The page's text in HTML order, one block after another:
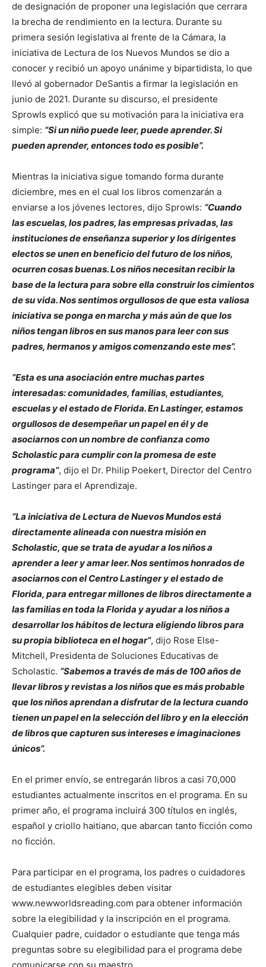
de designación de proponer una legislación que cerrara
la brecha de rendimiento en la lectura. Durante su
primera sesión legislativa al frente de la Cámara, la
iniciativa de Lectura de los Nuevos Mundos se dio a
conocer y recibió un apoyo unánime y bipartidista, lo que
llevó al gobernador DeSantis a firmar la legislación en
junio de 2021. Durante su discurso, el presidente
Sprowls explicó que su motivación para la iniciativa era
simple: “Si un niño puede leer, puede aprender. Si
pueden aprender, entonces todo es posible”.
Mientras la iniciativa sigue tomando forma durante
diciembre, mes en el cual los libros comenzarán a
enviarse a los jóvenes lectores, dijo Sprowls: “Cuando
las escuelas, los padres, las empresas privadas, las
instituciones de enseñanza superior y los dirigentes
electos se unen en beneficio del futuro de los niños,
ocurren cosas buenas. Los niños necesitan recibir la
base de la lectura para sobre ella construir los cimientos
de su vida. Nos sentimos orgullosos de que esta valiosa
iniciativa se ponga en marcha y más aún de que los
niños tengan libros en sus manos para leer con sus
padres, hermanos y amigos comenzando este mes”.
“Esta es una asociación entre muchas partes
interesadas: comunidades, familias, estudiantes,
escuelas y el estado de Florida. En Lastinger, estamos
orgullosos de desempeñar un papel en él y de
asociarnos con un nombre de confianza como
Scholastic para cumplir con la promesa de este
programa”, dijo el Dr. Philip Poekert, Director del Centro
Lastinger para el Aprendizaje.
“La iniciativa de Lectura de Nuevos Mundos está
directamente alineada con nuestra misión en
Scholastic, que se trata de ayudar a los niños a
aprender a leer y amar leer. Nos sentimos honrados de
asociarnos con el Centro Lastinger y el estado de
Florida, para entregar millones de libros directamente a
las familias en toda la Florida y ayudar a los niños a
desarrollar los hábitos de lectura eligiendo libros para
su propia biblioteca en el hogar”, dijo Rose Else-
Mitchell, Presidenta de Soluciones Educativas de
Scholastic. “Sabemos a través de más de 100 años de
llevar libros y revistas a los niños que es más probable
que los niños aprendan a disfrutar de la lectura cuando
tienen un papel en la selección del libro y en la elección
de libros que capturen sus intereses e imaginaciones
únicos”.
En el primer envío, se entregarán libros a casi 70,000
estudiantes actualmente inscritos en el programa. En su
primer año, el programa incluirá 300 títulos en inglés,
español y criollo haitiano, que abarcan tanto ficción como
no ficción.
Para participar en el programa, los padres o cuidadores
de estudiantes elegibles deben visitar
www.newworldsreading.com para obtener información
sobre la elegibilidad y la inscripción en el programa.
Cualquier padre, cuidador o estudiante que tenga más
preguntas sobre su elegibilidad para el programa debe